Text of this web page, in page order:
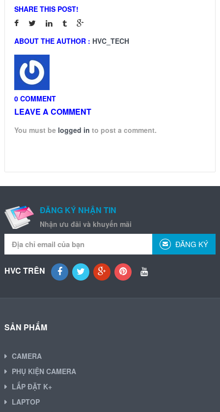
SHARE THIS POST!
ABOUT THE AUTHOR : HVC_TECH
0 COMMENT
LEAVE A COMMENT
You must be logged in to post a comment.
ĐĂNG KÝ NHẬN TIN
Nhận ưu đãi và khuyến mãi
ĐĂNG KÝ
HVC TRÊN
SẢN PHẨM
CAMERA
PHỤ KIỆN CAMERA
LẮP ĐẶT K+
LAPTOP